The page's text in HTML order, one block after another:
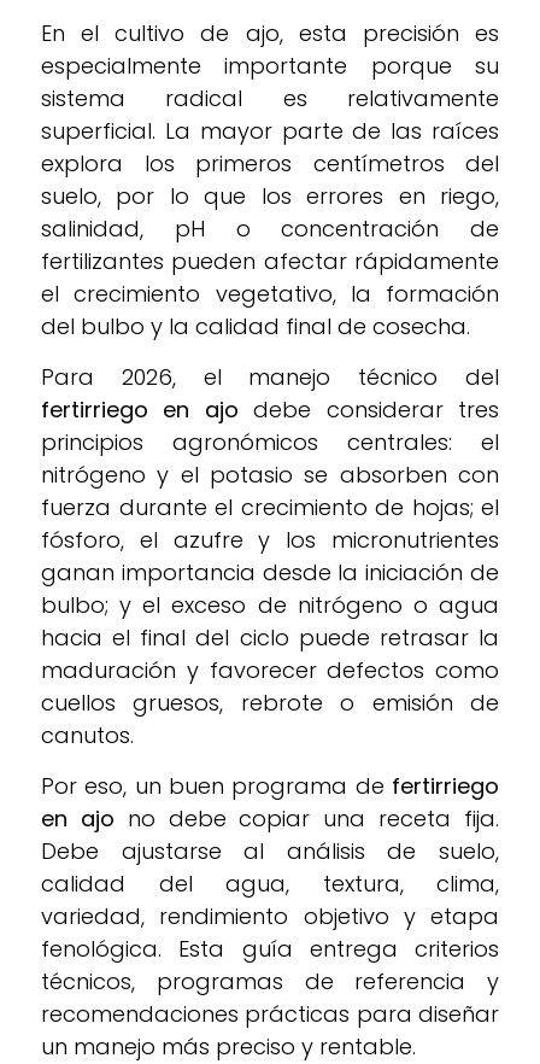
En el cultivo de ajo, esta precisión es
especialmente importante porque su
sistema radical es relativamente
superficial. La mayor parte de las raíces
explora los primeros centímetros del
suelo, por lo que los errores en riego,
salinidad, pH o concentración de
fertilizantes pueden afectar rápidamente
el crecimiento vegetativo, la formación
del bulbo y la calidad final de cosecha.
Para 2026, el manejo técnico del
fertirriego en ajo debe considerar tres
principios agronómicos centrales: el
nitrógeno y el potasio se absorben con
fuerza durante el crecimiento de hojas; el
fósforo, el azufre y los micronutrientes
ganan importancia desde la iniciación de
bulbo; y el exceso de nitrógeno o agua
hacia el final del ciclo puede retrasar la
maduración y favorecer defectos como
cuellos gruesos, rebrote o emisión de
canutos.
Por eso, un buen programa de fertirriego
en ajo no debe copiar una receta fija.
Debe ajustarse al análisis de suelo,
calidad del agua, textura, clima,
variedad, rendimiento objetivo y etapa
fenológica. Esta guía entrega criterios
técnicos, programas de referencia y
recomendaciones prácticas para diseñar
un manejo más preciso y rentable.